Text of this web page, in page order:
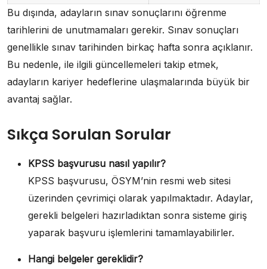
Bu dışında, adayların sınav sonuçlarını öğrenme
tarihlerini de unutmamaları gerekir. Sınav sonuçları
genellikle sınav tarihinden birkaç hafta sonra açıklanır.
Bu nedenle, ile ilgili güncellemeleri takip etmek,
adayların kariyer hedeflerine ulaşmalarında büyük bir
avantaj sağlar.
Sıkça Sorulan Sorular
KPSS başvurusu nasıl yapılır?
KPSS başvurusu, ÖSYM’nin resmi web sitesi
üzerinden çevrimiçi olarak yapılmaktadır. Adaylar,
gerekli belgeleri hazırladıktan sonra sisteme giriş
yaparak başvuru işlemlerini tamamlayabilirler.
Hangi belgeler gereklidir?